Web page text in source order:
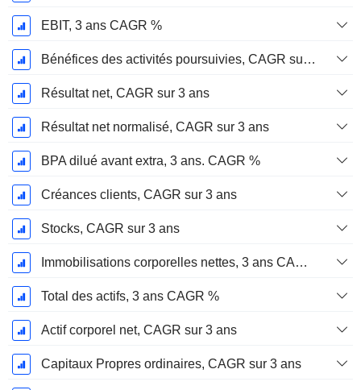
EBIT, 3 ans CAGR %
Bénéfices des activités poursuivies, CAGR sur 3 ans
Résultat net, CAGR sur 3 ans
Résultat net normalisé, CAGR sur 3 ans
BPA dilué avant extra, 3 ans. CAGR %
Créances clients, CAGR sur 3 ans
Stocks, CAGR sur 3 ans
Immobilisations corporelles nettes, 3 ans CAGR %
Total des actifs, 3 ans CAGR %
Actif corporel net, CAGR sur 3 ans
Capitaux Propres ordinaires, CAGR sur 3 ans